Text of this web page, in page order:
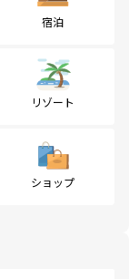
宿泊
リゾート
ショップ